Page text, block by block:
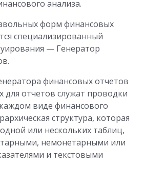
анализа.
форм финансовых
специализированный
— Генератор
финансовых отчетов
для отчетов служат проводки
виде финансового
структура, которая
или нескольких таблиц,
немонетарными или
и текстовыми